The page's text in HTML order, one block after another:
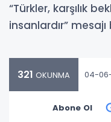
“Türkler, karşılık
insanlardır”
321 OKUNMA 04-
Abone Ol